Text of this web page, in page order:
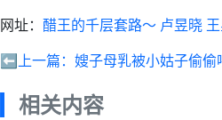
网址： 醋王的千层套路～ 卢昱晓
⬅️上一篇： 嫂子母乳被小姑子偷偷
相关内容